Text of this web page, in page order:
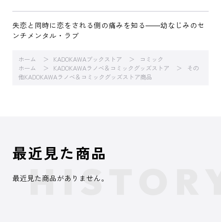
失恋と同時に恋をされる側の痛みを知る――幼なじみのセ
ンチメンタル・ラブ
ホーム KADOKAWAブックストア
コミック
ホーム
KADOKAWAラノベ＆コミックグッズストア
その
他KADOKAWAラノベ＆コミックグッズストア商品
最近見た商品
最近見た商品がありません。